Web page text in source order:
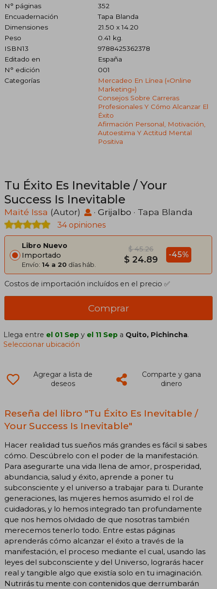
N° páginas
352
Encuadernación
Tapa Blanda
Dimensiones
21.50 x 14.20
Peso
0.41 kg.
ISBN13
9788425362378
Editado en
España
N° edición
001
Categorías
Mercadeo En Línea («online
Marketing»)
Consejos Sobre Carreras
Profesionales Y Cómo Alcanzar El
Éxito
Afirmación Personal, Motivación,
Autoestima Y Actitud Mental
Positiva
Tu Éxito Es Inevitable / Your
Success Is Inevitable
Maïté Issa (Autor) · Grijalbo · Tapa Blanda
34 opiniones
Libro Nuevo
Importado
Envío: 14 a 20 días háb.
$ 45.26
$ 24.89 -45%
Costos de importación incluídos en el precio ✅
Comprar
Llega entre el 01 Sep y el 11 Sep a Quito, Pichincha.
Seleccionar ubicación
Agregar a lista de
deseos
Comparte y gana
dinero
Reseña del libro "Tu Éxito Es Inevitable /
Your Success Is Inevitable"
Hacer realidad tus sueños más grandes es fácil si sabes
cómo. Descúbrelo con el poder de la manifestación.
Para asegurarte una vida llena de amor, prosperidad,
abundancia, salud y éxito, aprende a poner tu
subconsciente y el universo a trabajar para ti. Durante
generaciones, las mujeres hemos asumido el rol de
cuidadoras, y lo hemos integrado tan profundamente
que nos hemos olvidado de que nosotras también
merecemos tenerlo todo. Entre estas páginas
aprenderás cómo alcanzar el éxito a través de la
manifestación, el proceso mediante el cual, usando las
leyes del subconsciente y del Universo, lograrás hacer
real y tangible algo que existía solo en tu imaginación.
Nutrirás tu mente con contenidos que derrumbarán